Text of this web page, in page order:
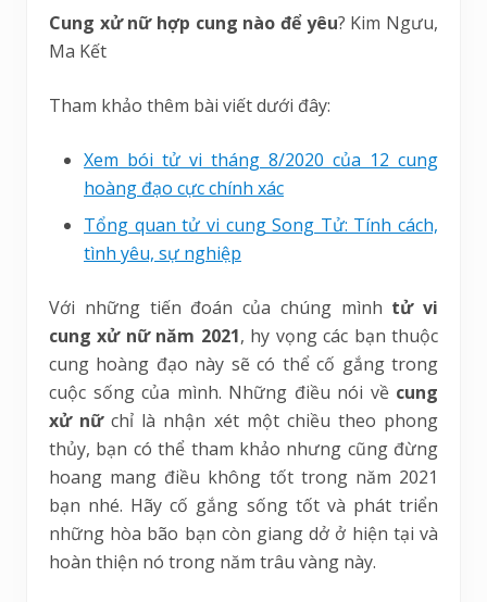
Cung xử nữ hợp cung nào để yêu? Kim Ngưu,
Ma Kết
Tham khảo thêm bài viết dưới đây:
Xem bói tử vi tháng 8/2020 của 12 cung
hoàng đạo cực chính xác
Tổng quan tử vi cung Song Tử: Tính cách,
tình yêu, sự nghiệp
Với những tiến đoán của chúng mình tử vi
cung xử nữ năm 2021, hy vọng các bạn thuộc
cung hoàng đạo này sẽ có thể cố gắng trong
cuộc sống của mình. Những điều nói vềcung
xử nữchỉ là nhận xét một chiều theo phong
thủy, bạn có thể tham khảo nhưng cũng đừng
hoang mang điều không tốt trong năm 2021
bạn nhé. Hãy cố gắng sống tốt và phát triển
những hòa bão bạn còn giang dở ở hiện tại và
hoàn thiện nó trong năm trâu vàng này.